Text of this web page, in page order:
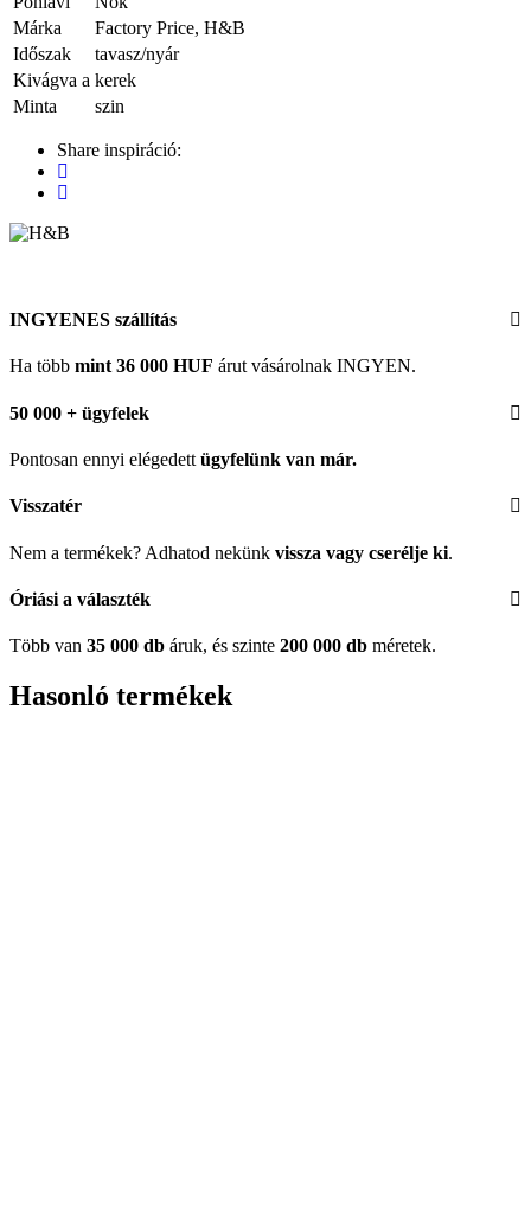
Márka
Factory Price, H&B
Időszak
tavasz/nyár
Kivágva a kerek
Minta
szin
Share inspiráció:
INGYENES szállítás
Ha több mint 36 000 HUF árut vásárolnak INGYEN.
50 000 + ügyfelek
Pontosan ennyi elégedett ügyfelünk van már.
Visszatér
Nem a termékek? Adhatod nekünk vissza vagy cserélje ki.
Óriási a választék
Több van 35 000 db áruk, és szinte 200 000 db méretek.
Hasonló termékek